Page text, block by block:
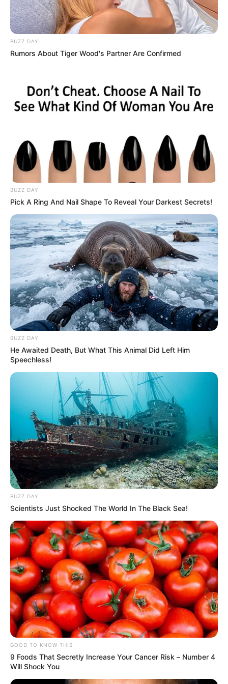
VACUNA CONTRA EL COVID
Minsalud: Quienes no
quieran vacunarse
deberán firmar un
consentimiento informado
ALCALDÍA DE IBAGUÉ
El 80% de los pacientes
Covid-19 se han
recuperado en Ibagué
ASAMBLEA DEL TOLIMA
Diputados pedirán al
Ministro de Salud
servicio de Radioterapia
del Federico Lleras
MINISTERIO DE SALUD
Hoy llega el ministro de
Salud al Tolima
MINISTERIO DE SALUD
El Ministro de Salud
llegará mañana al Tolima
MINISTERIO DE SALUD
Gobierno pide no bajar la
guardia durante
país
BUZZ DAY
Rumors About Tiger Wood's Partner Are Confirmed
BUZZ DAY
Pick A Ring And Nail Shape To Reveal Your Darkest Secrets!
BUZZ DAY
He Awaited Death, But What This Animal Did Left Him
Speechless!
BUZZ DAY
Scientists Just Shocked The World In The Black Sea!
GOOD TO KNOW THIS
9 Foods That Secretly Increase Your Cancer Risk – Number 4
Will Shock You